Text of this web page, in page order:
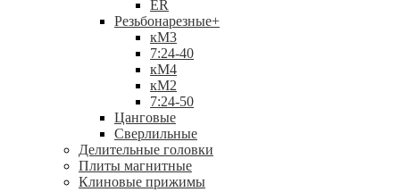
ER
Резьбонарезные+
кМ3
7:24-40
кМ4
кМ2
7:24-50
Цанговые
Сверлильные
Делительные головки
Плиты магнитные
Клиновые прижимы